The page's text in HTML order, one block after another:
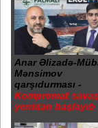
Anar Əlizadə-
Mənsimov
qarşıdurması -
Kompromat
yenidən başlayıb